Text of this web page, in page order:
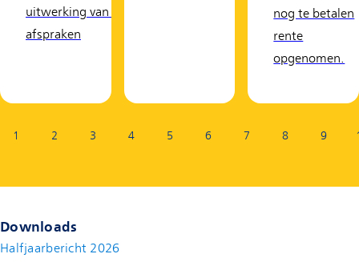
uitwerking van de
afspraken
nog te betalen
rente
opgenomen.
1 2 3 4 5 6 7 8 9
Downloads
Halfjaarbericht 2026